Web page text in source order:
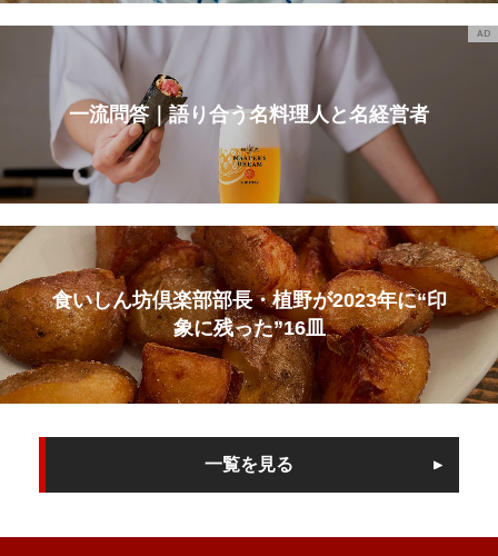
一流問答｜語り合う名料理人と名経営者
AD
食いしん坊倶楽部部長・植野が2023年に“印
象に残った”16皿
一覧を見る